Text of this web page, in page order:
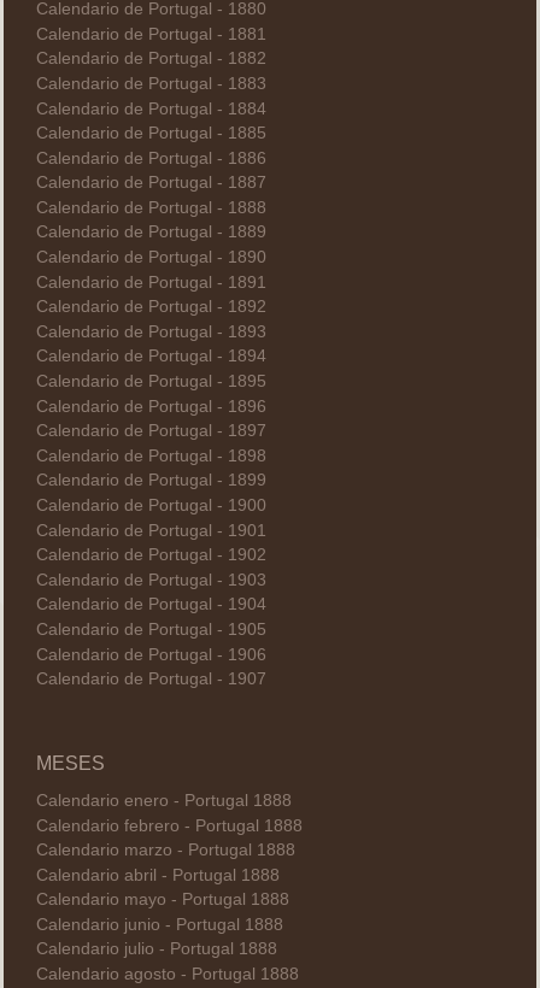
Calendario de Portugal - 1880
Calendario de Portugal - 1881
Calendario de Portugal - 1882
Calendario de Portugal - 1883
Calendario de Portugal - 1884
Calendario de Portugal - 1885
Calendario de Portugal - 1886
Calendario de Portugal - 1887
Calendario de Portugal - 1888
Calendario de Portugal - 1889
Calendario de Portugal - 1890
Calendario de Portugal - 1891
Calendario de Portugal - 1892
Calendario de Portugal - 1893
Calendario de Portugal - 1894
Calendario de Portugal - 1895
Calendario de Portugal - 1896
Calendario de Portugal - 1897
Calendario de Portugal - 1898
Calendario de Portugal - 1899
Calendario de Portugal - 1900
Calendario de Portugal - 1901
Calendario de Portugal - 1902
Calendario de Portugal - 1903
Calendario de Portugal - 1904
Calendario de Portugal - 1905
Calendario de Portugal - 1906
Calendario de Portugal - 1907
MESES
Calendario enero - Portugal 1888
Calendario febrero - Portugal 1888
Calendario marzo - Portugal 1888
Calendario abril - Portugal 1888
Calendario mayo - Portugal 1888
Calendario junio - Portugal 1888
Calendario julio - Portugal 1888
Calendario agosto - Portugal 1888